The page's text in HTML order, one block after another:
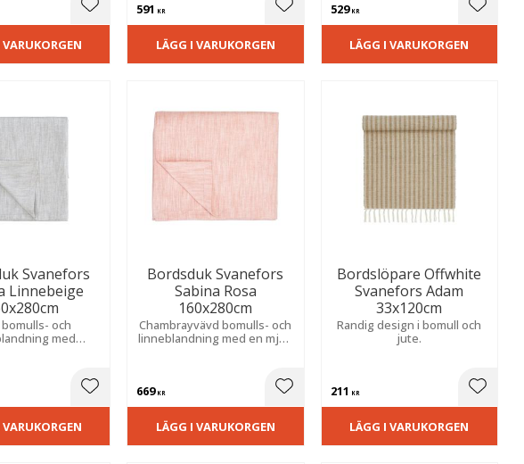
Lägg till i favoriter
591 KR Lägg till i favoriter
LÄGG I VARUKORGEN
529KR Lägg
LÄGG I VARUKORGEN
Svanefors
Linnebeige
och
med
atmosfär vid
Lägg till i favoriter
Bordsduk Svanefors
Sabina Rosa
160x280cm
Chambrayvävd bomulls- och
linneblandning med en mjuk
inbjudande atmosfär vid
både vardag och fest.
669KR Lägg till i favoriter
LÄGG I VARUKORGEN
Bordslöpare Offwhite
Svanefors Adam
33x120cm
Randig design i bomull och
jute.
211 KR Lägg
LÄGG I VARUKORGEN